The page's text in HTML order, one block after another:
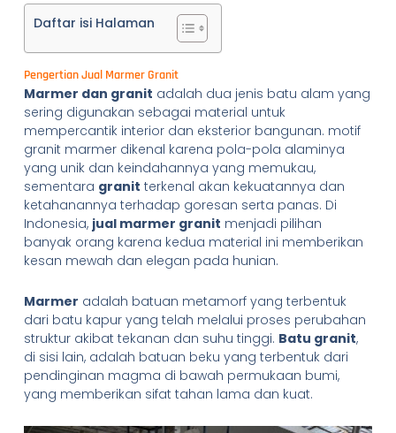
Daftar isi Halaman
Pengertian Jual Marmer Granit
Marmer dan granit adalah dua jenis batu alam yang
sering digunakan sebagai material untuk
mempercantik interior dan eksterior bangunan. motif
granit marmer dikenal karena pola-pola alaminya
yang unik dan keindahannya yang memukau,
sementara granit terkenal akan kekuatannya dan
ketahanannya terhadap goresan serta panas. Di
Indonesia, jual marmer granit menjadi pilihan
banyak orang karena kedua material ini memberikan
kesan mewah dan elegan pada hunian.
Marmer adalah batuan metamorf yang terbentuk
dari batu kapur yang telah melalui proses perubahan
struktur akibat tekanan dan suhu tinggi. Batu granit,
di sisi lain, adalah batuan beku yang terbentuk dari
pendinginan magma di bawah permukaan bumi,
yang memberikan sifat tahan lama dan kuat.